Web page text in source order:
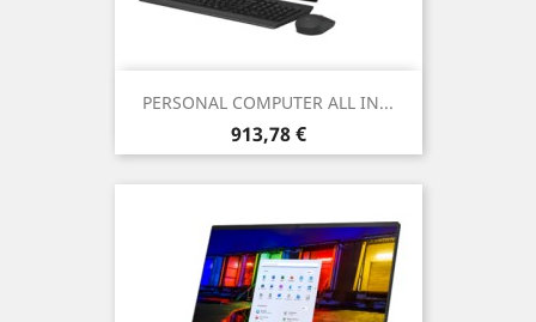
PERSONAL COMPUTER ALL IN...
Prezzo
913,78 €